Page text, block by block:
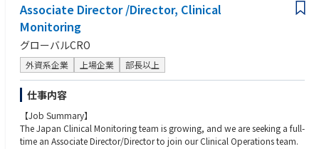
objectives.
【Operational Excellence】
Ensure efficient delivery of clinical projects within timeline, budget, and q
uality expectations.
Provide strategic country-level expertise on regulatory requirements and
clinical landscapes.
Monitor operational performance through KPIs and quality metrics, drivi
ng continuous improvement.
Optimize resource allocation, workforce planning, and utilization across
projects and customers.
Ability to manage multiple priorities, mitigate operational and customer
risks, and deliver customer-focused solutions.
Strong financial and business acumen with experience managing resourc
es and team performance.
Ability to work independently and collaboratively in a fast-paced, global
environment.
【Experience】
10+ years of people management experience, including leadership of ma
nagers.
Significant experience building and maintaining customer relationships
Associate Director /Director, Clinical
Monitoring
グローバルCRO
外資系企業 上場企業 部長以上
仕事内容
【Job Summary】
The Japan Clinical Monitoring team is growing, and we are seeking a full-
time an Associate Director/Director to join our Clinical Operations team.